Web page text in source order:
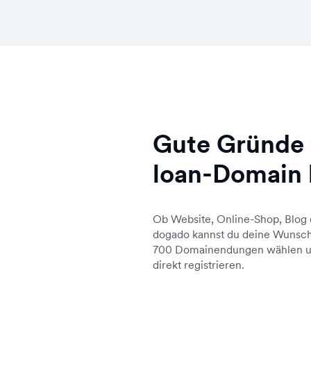
Gute
loan-Domain
Ob Website, Online-Shop,
dogado kannst du deine
700 Domainendungen wählen
direkt registrieren.